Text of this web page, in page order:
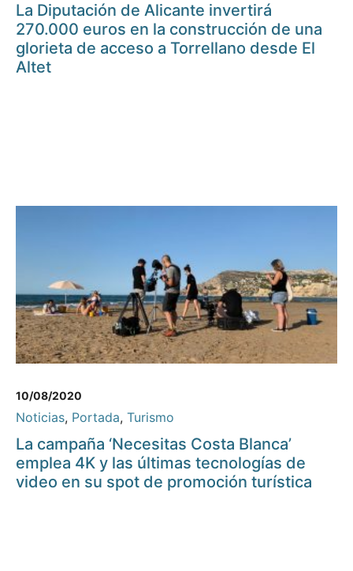
La Diputación de Alicante invertirá
270.000 euros en la construcción de una
glorieta de acceso a Torrellano desde El
Altet
10/08/2020
Noticias, Portada, Turismo
La campaña ‘Necesitas Costa Blanca’
emplea 4K y las últimas tecnologías de
video en su spot de promoción turística